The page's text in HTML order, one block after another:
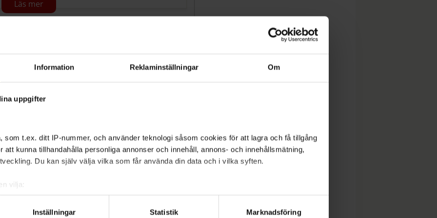
Information Reklaminställningar Om
uppgifter
som t.ex. ditt IP-nummer, och använder teknologi såsom cookies för att lagra och få tillgång
att kunna tillhandahålla personliga annonser och innehåll, annons- och innehållsmätning,
Du kan själv välja vilka som får använda din data och i vilka syften.
vilja:
din geografiska plats som kan ha en noggrannhet på upp till flera meter
att aktivt skanna den för specifika kännetecken (fingeravtryck)
Inställningar Statistik Marknadsföring
mängd snö som
dagar som har
oss.
halkbekämpningen i Haninge kommun
från kommuninvånare och få